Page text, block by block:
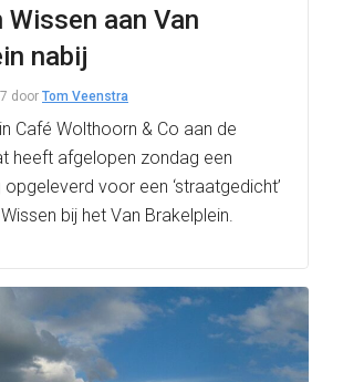
Wissen aan Van
nabij
door Tom Veenstra
in Café Wolthoorn & Co aan de
heeft afgelopen zondag een
voor een ‘straatgedicht’
bij het Van Brakelplein.